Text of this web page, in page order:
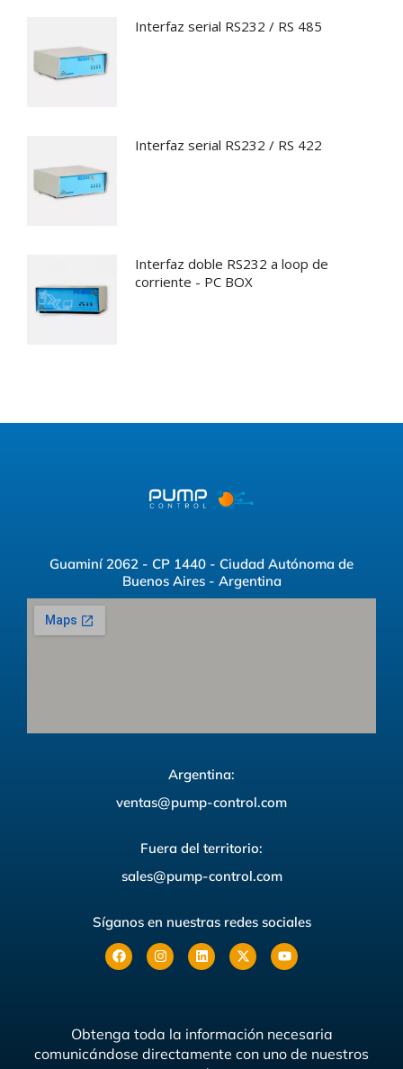
Interfaz serial RS232 / RS 485
Interfaz serial RS232 / RS 422
Interfaz doble RS232 a loop de
corriente - PC BOX
Guaminí 2062 - CP 1440 - Ciudad Autónoma de
Buenos Aires - Argentina
Argentina:
ventas@pump-control.com
Fuera del territorio:
sales@pump-control.com
Síganos en nuestras redes sociales
Obtenga toda la información necesaria
comunicándose directamente con uno de nuestros